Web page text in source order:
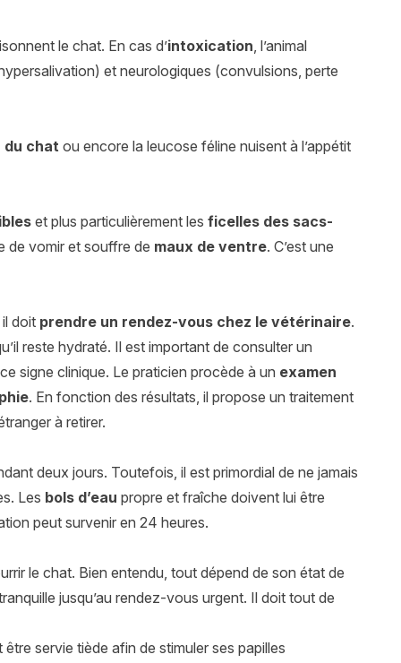
le chat. En cas d’intoxication, l’animal
et neurologiques (convulsions, perte
du chat ou encore la leucose féline nuisent à l’appétit
et plus particulièrement les ficelles des sacs-
de vomir et souffre de maux de ventre. C’est une
il doit prendre un rendez-vous chez le vétérinaire.
reste hydraté. Il est important de consulter un
signe clinique. Le praticien procède à un examen
. En fonction des résultats, il propose un traitement
à retirer.
deux jours. Toutefois, il est primordial de ne jamais
Les bols d’eau propre et fraîche doivent lui être
peut survenir en 24 heures.
le chat. Bien entendu, tout dépend de son état de
jusqu’au rendez-vous urgent. Il doit tout de
servie tiède afin de stimuler ses papilles